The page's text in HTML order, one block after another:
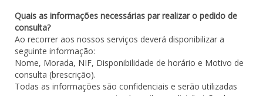
Quais as informações necessárias par realizar o pedido de
consulta?
Ao recorrer aos nossos serviços deverá disponibilizar a
seguinte informação:
Nome, Morada, NIF, Disponibilidade de horário e Motivo de
consulta (brescrição).
Todas as informações são confidenciais e serão utilizadas